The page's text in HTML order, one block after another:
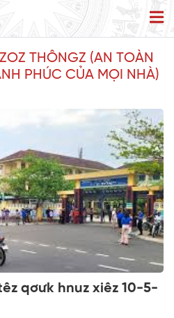
THÔNGZ (AN TOÀN
PHÚC CỦA MỌI NHÀ)
qơưk hnuz xiêz 10-5-